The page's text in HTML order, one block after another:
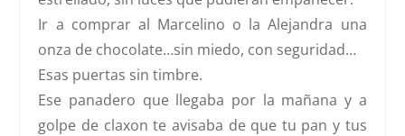
Ir a comprar al Marcelino o la Alejandra una
onza de chocolate…sin miedo, con seguridad…
Esas puertas sin timbre.
Ese panadero que llegaba por la mañana y a
golpe de claxon te avisaba de que tu pan y tus